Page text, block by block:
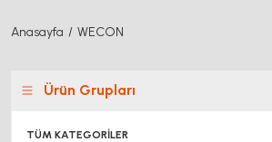
Anasayfa WECON
Ürün Grupları
TÜM KATEGORİLER